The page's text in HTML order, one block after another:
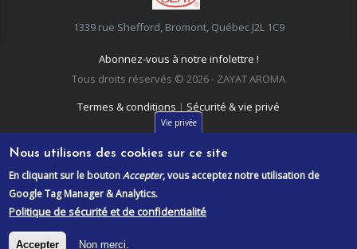
1339 rue Shefford, Bromont, Québec J2L 1C9
Abonnez-vous à notre infolettre !
Tous droits réservés © 2026 - ZAYAT AROMA
Termes & conditions | Sécurité & vie privé
Vie privée
Nous utilisons des cookies sur ce site
En cliquant sur le boutonAccepter, vous acceptez notre utilisation de
Google Tag Manager & Analytics.
Politique de sécurité et de confidentialité
Accepter Non merci.